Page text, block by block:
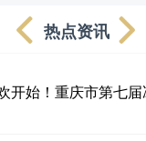
热点资讯
开始！重庆市第七